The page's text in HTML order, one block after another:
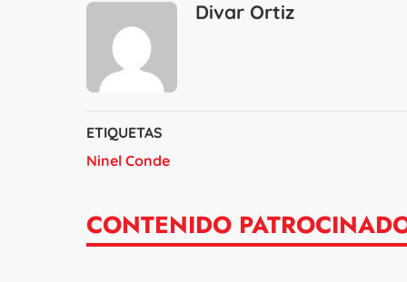
Divar Ortiz
ETIQUETAS
Ninel Conde
CONTENIDO